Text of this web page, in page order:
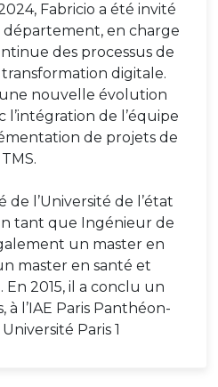
Fabricio a été invité
en charge
des processus de
digitale.
nouvelle évolution
l’intégration de l’équipe
de projets de
TMS.
de l’Université de l’état
tant que Ingénieur de
un master en
master en santé et
2015, il a conclu un
à l’IAE Paris Panthéon-
Paris 1